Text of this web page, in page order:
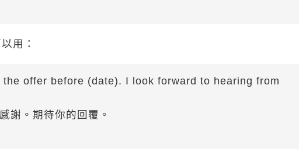
用：
offer before (date). I look forward to hearing from
謝。期待你的回覆。